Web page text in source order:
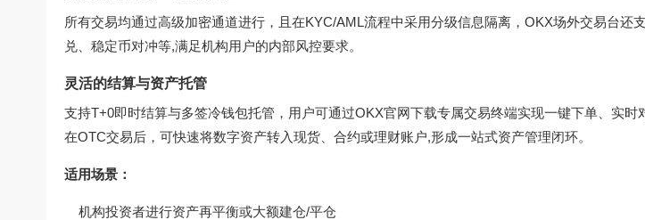
所有交易均通过高级加密通道进行，且在KYC/AML流程中采用分级信息隔离，OKX场外交易台还
兑、稳定币对冲等,满足机构用户的内部风控要求。
灵活的结算与资产托管
支持T+0即时结算与多签冷钱包托管，用户可通过OKX官网下载专属交易终端实现一键下单、实时
在OTC交易后，可快速将数字资产转入现货、合约或理财账户,形成一站式资产管理闭环。
适用场景：
机构投资者进行资产再平衡或大额建仓/平仓